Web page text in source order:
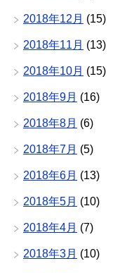
2018年12月 (15)
2018年11月 (13)
2018年10月 (15)
2018年9月 (16)
2018年8月 (6)
2018年7月 (5)
2018年6月 (13)
2018年5月 (10)
2018年4月 (7)
2018年3月 (10)